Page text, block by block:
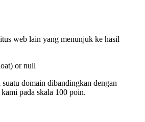
web lain yang menunjuk ke hasil
or null
domain dibandingkan dengan
pada skala 100 poin.